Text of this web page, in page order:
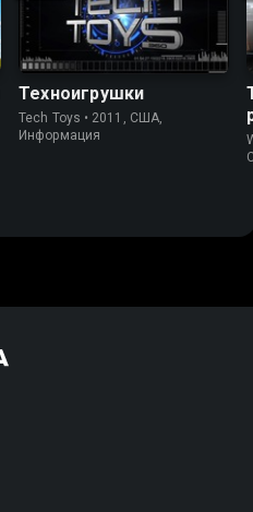
Техноигрушки
Tech Toys • 2011, США,
Информация